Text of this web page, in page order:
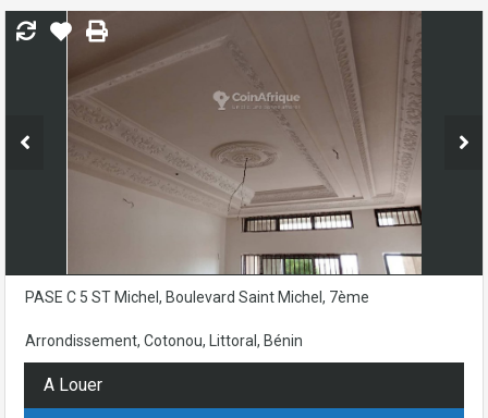
PASE C 5 ST Michel, Boulevard Saint Michel, 7ème
Arrondissement, Cotonou, Littoral, Bénin
A Louer